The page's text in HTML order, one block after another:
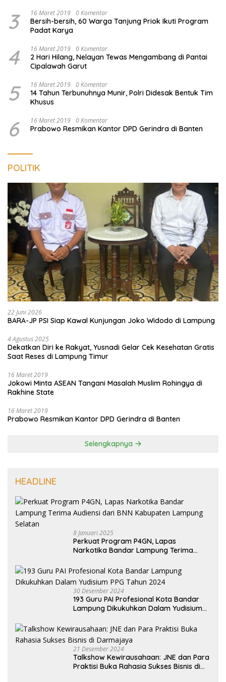
3 16 Maret 2019 0 Komentar
Bersih-bersih, 60 Warga Tanjung Priok Ikuti Program
Padat Karya
4 16 Maret 2019 0 Komentar
2 Hari Hilang, Nelayan Tewas Mengambang di Pantai
Cipalawah Garut
5 16 Maret 2019 0 Komentar
14 Tahun Terbunuhnya Munir, Polri Didesak Bentuk Tim
Khusus
6 16 Maret 2019 0 Komentar
Prabowo Resmikan Kantor DPD Gerindra di Banten
POLITIK
22 Juni 2026
BARA-JP PSI Siap Kawal Kunjungan Joko Widodo di Lampung
4 Agustus 2025
Dekatkan Diri ke Rakyat, Yusnadi Gelar Cek Kesehatan Gratis
Saat Reses di Lampung Timur
16 Maret 2019
Jokowi Minta ASEAN Tangani Masalah Muslim Rohingya di
Rakhine State
16 Maret 2019
Prabowo Resmikan Kantor DPD Gerindra di Banten
Selengkapnya
HEADLINE
8 Januari 2025
Perkuat Program P4GN, Lapas
Narkotika Bandar Lampung Terima
Selatan
30 Desember 2024
193 Guru PAI Profesional Kota Bandar
Lampung Dikukuhkan Dalam Yudisium
21 Desember 2024
Talkshow Kewirausahaan: JNE dan Para
Praktisi Buka Rahasia Sukses Bisnis di